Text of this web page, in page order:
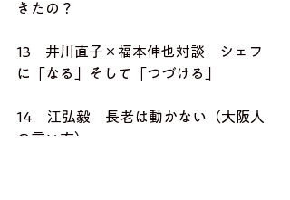
きたの？
13　井川直子×福本伸也対談　シェフ
に「なる」そして「つづける」
14　江弘毅　長老は動かない（大阪人
の言い方）